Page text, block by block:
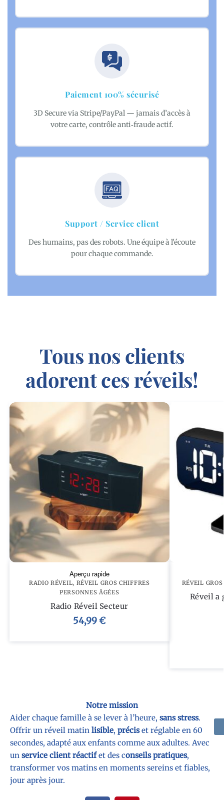
Paiement 100% sécurisé
3D Secure via Stripe/PayPal — jamais d’accès à
votre carte, contrôle anti‑fraude actif.
Support / Service client
Des humains, pas des robots. Une équipe à l'écoute
pour chaque commande.
Tous nos clients
adorent ces réveils!
Aperçu rapide
RADIO RÉVEIL, RÉVEIL GROS CHIFFRES
PERSONNES ÂGÉES
Radio Réveil Secteur
54,99€
RÉVEIL
Réveil a
Notre mission
Aider chaque famille à se lever à l’heure, sans stress.
Offrir un réveil matin lisible, préciset réglable en 60
secondes, adapté aux enfants comme aux adultes. Avec
un service client réactifet des conseils pratiques,
transformer vos matins en moments sereins et fiables,
jour après jour.